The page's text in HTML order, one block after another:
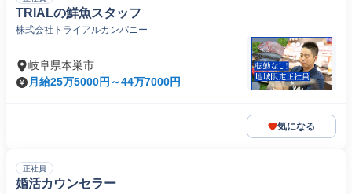
TRIALの鮮魚スタッフ
株式会社トライアルカンパニー
岐阜県本巣市
月給25万5000円～44万7000円
気になる
正社員
婚活カウンセラー